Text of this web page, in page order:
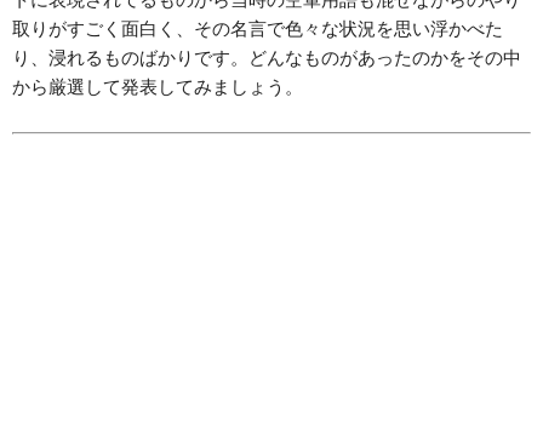
取りがすごく面白く、その名言で色々な状況を思い浮かべた
り、浸れるものばかりです。どんなものがあったのかをその中
から厳選して発表してみましょう。